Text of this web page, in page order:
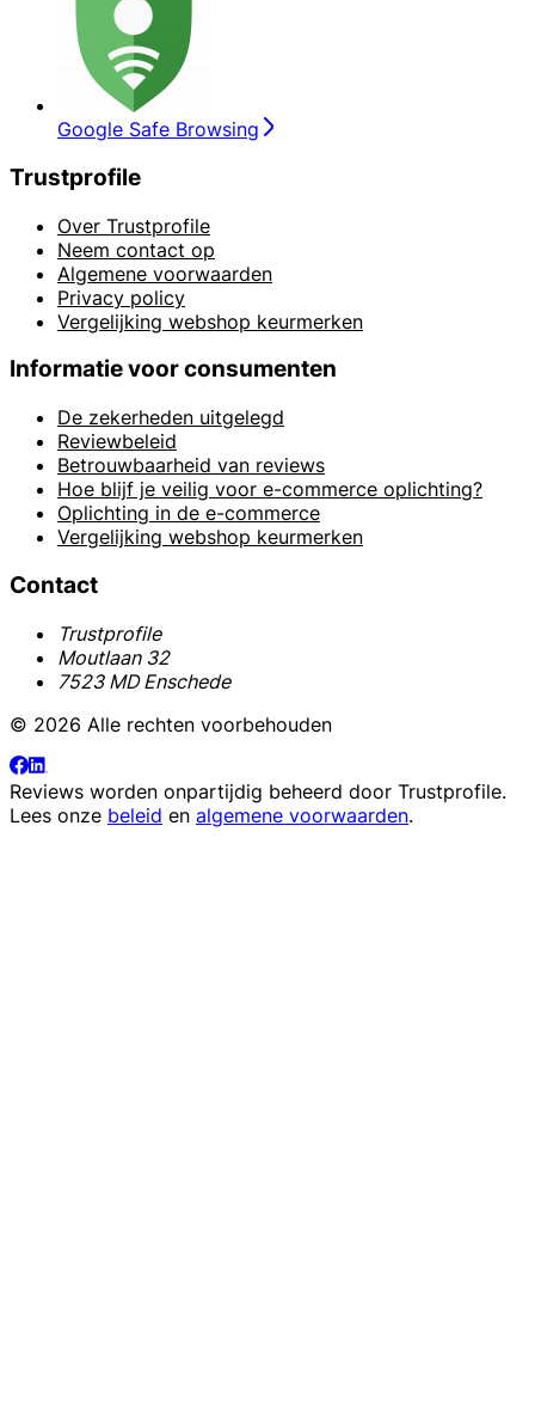
Google Safe Browsing
Trustprofile
Over Trustprofile
Neem contact op
Algemene voorwaarden
Privacy policy
Vergelijking webshop keurmerken
Informatie voor consumenten
De zekerheden uitgelegd
Reviewbeleid
Betrouwbaarheid van reviews
Hoe blijf je veilig voor e-commerce oplichting?
Oplichting in de e-commerce
Vergelijking webshop keurmerken
Contact
Trustprofile
Moutlaan 32
7523 MD Enschede
© 2026 Alle rechten voorbehouden
Reviews worden onpartijdig beheerd door Trustprofile.
Lees onze beleid en algemene voorwaarden.